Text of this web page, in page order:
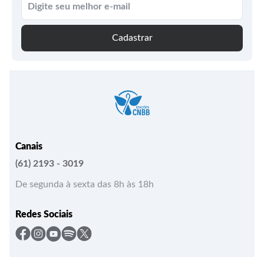
Cadastrar
Canais
(61) 2193 - 3019
De segunda à sexta das 8h às 18h
Redes Sociais